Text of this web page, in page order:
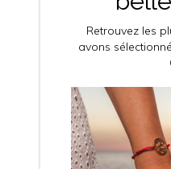
Retrouvez les
avons